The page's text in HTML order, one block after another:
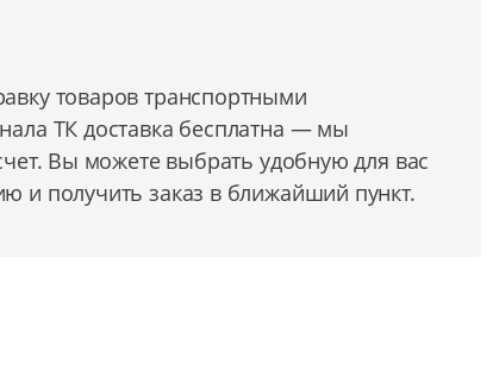
товаров транспортными
ТК доставка бесплатна — мы
Вы можете выбрать удобную для вас
и получить заказ в ближайший пункт.